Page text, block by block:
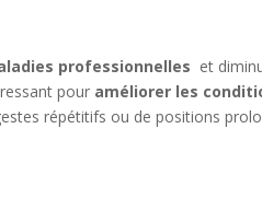
professionnelles et
pour améliorer les
répétitifs ou de positions